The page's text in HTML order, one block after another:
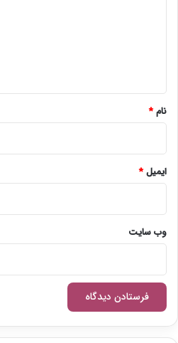
نام*
ایمیل*
وب‌ سایت